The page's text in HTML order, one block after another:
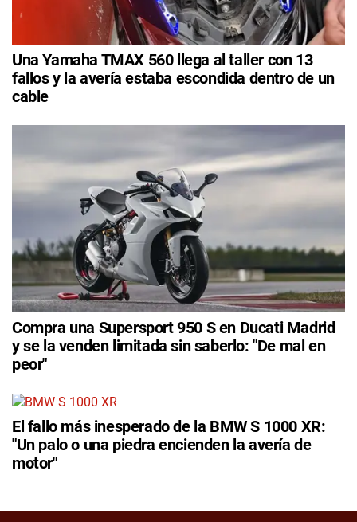
Una Yamaha TMAX 560 llega al taller con 13
fallos y la avería estaba escondida dentro de un
cable
Compra una Supersport 950 S en Ducati Madrid
y se la venden limitada sin saberlo: "De mal en
peor"
El fallo más inesperado de la BMW S 1000 XR:
"Un palo o una piedra encienden la avería de
motor"